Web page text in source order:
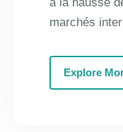
à la hausse
marchés
Explore